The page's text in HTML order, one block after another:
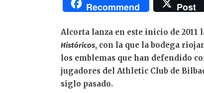
Recommend Post
Alcorta lanza en este inicio de 2011
Históricos, con la que la bodega
los emblemas que han defendido
jugadores del Athletic Club de
siglo pasado.